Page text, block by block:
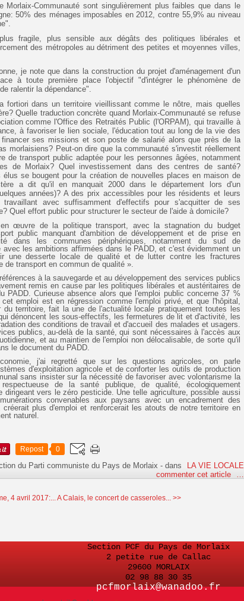
Morlaix-Communauté sont singulièrement plus faibles que dans le
50% des ménages imposables en 2012, contre 55,9% au niveau
fragile, plus sensible aux dégâts des politiques libérales et
des métropoles au détriment des petites et moyennes villes,
je note que dans la construction du projet d'aménagement d'un
à toute première place l'objectif "d'intégrer le phénomène de
ralentir la dépendance".
fortiori dans un territoire vieillissant comme le nôtre, mais quelles
Quelle traduction concrète quand Morlaix-Communauté se refuse
comme l'Office des Retraités Public (l'ORPAM), qui travaille à
à favoriser le lien sociale, l'éducation tout au long de la vie des
ses missions et son poste de salarié alors que près de la
morlaisiens? Peut-on dire que la communauté s'investit réellement
de transport public adaptée pour les personnes âgées, notamment
de Morlaix? Quel investissement dans des centres de santé?
se bougent pour la création de nouvelles places en maison de
a dit qu'il en manquait 2000 dans le département lors d'un
années)? A des prix accessibles pour les résidents et leurs
avec suffisamment d'effectifs pour s'acquitter de ses
Quel effort public pour structurer le secteur de l'aide à domicile?
œuvre de la politique transport, avec la stagnation du budget
public manquant d'ambition de développement et de prise en
dans les communes périphériques, notamment du sud de
avec les ambitions affirmées dans le PADD, et c'est évidemment un
une desserte locale de qualité et de lutter contre les fractures
transport en commun de qualité ».
à la sauvegarde et au développement des services publics
remis en cause par les politiques libérales et austéritaires de
PADD. Curieuse absence alors que l'emploi public concerne 37 %
emploi est en régression comme l'emploi privé, et que l'hôpital,
du territoire, fait la une de l'actualité locale pratiquement toutes les
dénoncent les sous-effectifs, les fermetures de lit et d'activité, les
des conditions de travail et d'accueil des malades et usagers.
publics, au-delà de la santé, qui sont nécessaires à l'accès aux
et au maintien de l'emploi non délocalisable, de sorte qu'il
le document du PADD.
j'ai regretté que sur les questions agricoles, on parle
d'exploitation agricole et de conforter les outils de production
sans insister sur la nécessité de favoriser avec volontarisme la
de la santé publique, de qualité, écologiquement
dirigeant vers le zéro pesticide. Une telle agriculture, possible aussi
convenables aux paysans avec un encadrement des
plus d'emploi et renforcerait les atouts de notre territoire en
naturel.
Repost 0
du Parti communiste du Pays de Morlaix -dans
LA VIE LOCALE
commenter cet article
4 avril 2017:... A Calais, le concert de casseroles... >>
Section PCF du Pays de Morlaix
2 petite rue de Callac
29600 MORLAIX
02 98 88 30 35
pcfmorlaix@wanadoo.fr